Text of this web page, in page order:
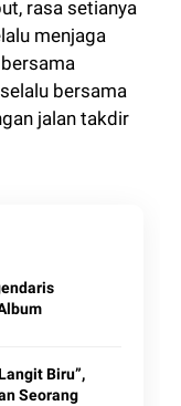
rasa setianya
menjaga
bersama
jalan takdir
Biru”,
Seorang